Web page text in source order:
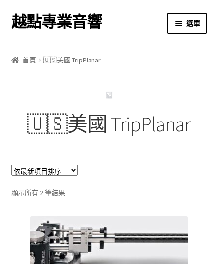
跳
至
覽
跳
至
要
越點專業音響 選單
我的帳號
購物車
首頁 🇺🇸美國 TripPlanar
🇺🇸美國 TripPlanar
顯示所有 2 筆結果依
目
排
序